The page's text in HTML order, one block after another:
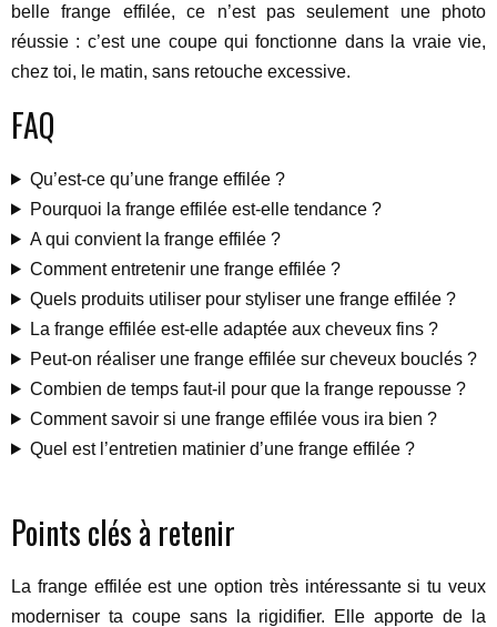
belle frange effilée, ce n’est pas seulement une photo
réussie : c’est une coupe qui fonctionne dans la vraie vie,
chez toi, le matin, sans retouche excessive.
FAQ
Qu’est-ce qu’une frange effilée ?
Pourquoi la frange effilée est-elle tendance ?
A qui convient la frange effilée ?
Comment entretenir une frange effilée ?
Quels produits utiliser pour styliser une frange effilée ?
La frange effilée est-elle adaptée aux cheveux fins ?
Peut-on réaliser une frange effilée sur cheveux bouclés ?
Combien de temps faut-il pour que la frange repousse ?
Comment savoir si une frange effilée vous ira bien ?
Quel est l’entretien matinier d’une frange effilée ?
Points clés à retenir
La frange effilée est une option très intéressante si tu veux
moderniser ta coupe sans la rigidifier. Elle apporte de la